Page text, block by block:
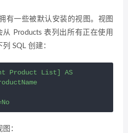
有一些被默认安装的视图。视图
从 Products 表列出所有正在使用
SQL 创建：
Product List] AS
：